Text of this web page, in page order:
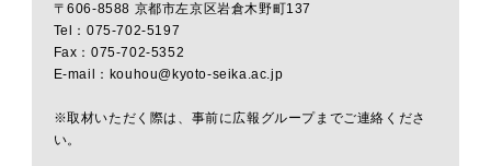
〒606-8588 京都市左京区岩倉木野町137
Tel：075-702-5197
Fax：075-702-5352
E-mail：kouhou@kyoto-seika.ac.jp
※取材いただく際は、事前に広報グループまでご連絡くださ
い。